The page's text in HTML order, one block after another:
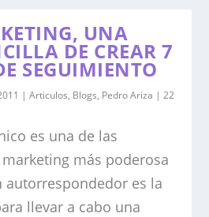
UNA
DE CREAR 7
SEGUIMIENTO
|Articulos, Blogs, Pedro Ariza |22
es una de las
más poderosa
autorrespondedor es la
llevar a cabo una